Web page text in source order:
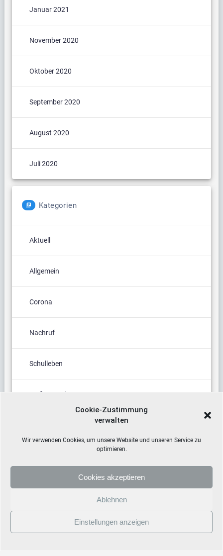
Cookie-Zustimmung
verwalten
Wir verwenden Cookies, um unsere Website und unseren Service zu
optimieren.
Cookies akzeptieren
Ablehnen
Einstellungen anzeigen
Januar 2021
November 2020
Oktober 2020
September 2020
August 2020
Juli 2020
Kategorien
Aktuell
Allgemein
Corona
Nachruf
Schulleben
Stellenanzeige